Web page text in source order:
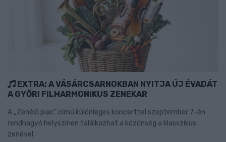
EXTRA: A VÁSÁRCSARNOKBAN NYITJA ÚJ ÉVADÁT
A GYŐRI FILHARMONIKUS ZENEKAR
A „Zenélő piac” című különleges koncerttel szeptember 7-én
rendhagyó helyszínen találkozhat a közönség a klasszikus
zenével.